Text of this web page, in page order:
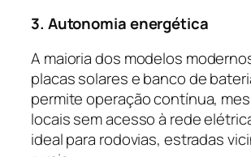
3. Autonomia energética
A maioria dos modelos
placas solares e banco de
permite operação contínua,
locais sem acesso à rede
ideal para rodovias, estradas